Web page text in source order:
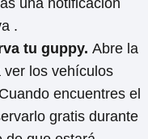
.
tu guppy. Abre la
ver los vehículos
encuentres el
gratis durante